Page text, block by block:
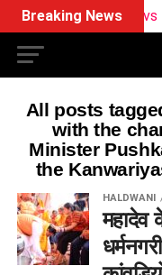
Breaking News
ML vs
All posts
with the
Minister
the
HALDWANI
महादेव